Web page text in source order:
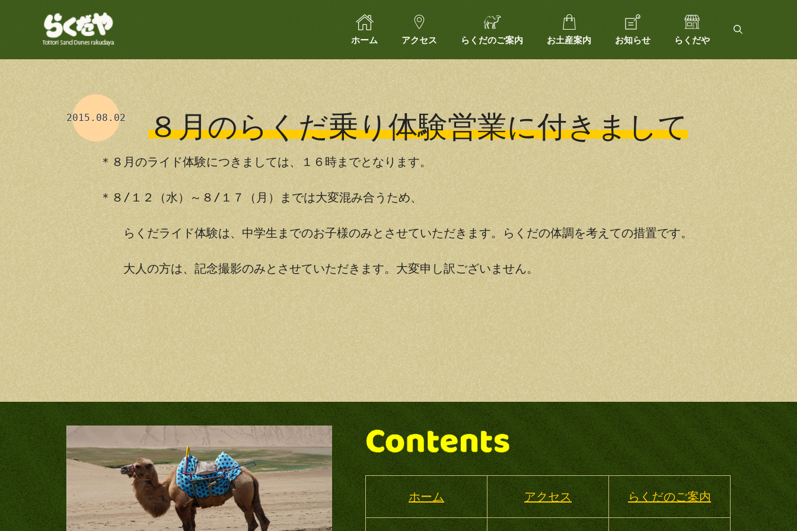
ツ
へ
ス
キ
ッ
プ
ホーム アクセス らくだのご案内 お土産案内 お知らせ らくだや
８月のらくだ乗り体験営業に付きまして
2015.08.02
＊８月のライド体験につきましては、１６時までとなります。
＊８/１２（水）～８/１７（月）までは大変混み合うため、
らくだライド体験は、中学生までのお子様のみとさせていただきます。らくだの体調を考えての措置です。
大人の方は、記念撮影のみとさせていただきます。大変申し訳ございません。
ホーム アクセス らくだのご案内